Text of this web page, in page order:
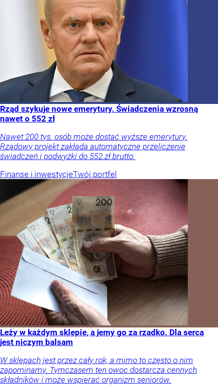
Rząd szykuje nowe emerytury. Świadczenia wzrosną
nawet o 552 zł
Nawet 200 tys. osób może dostać wyższe emerytury.
Rządowy projekt zakłada automatyczne przeliczenie
świadczeń i podwyżki do 552 zł brutto.
Finanse i inwestycjeTwój portfel
Leży w każdym sklepie, a jemy go za rzadko. Dla serca
jest niczym balsam
W sklepach jest przez cały rok, a mimo to często o nim
zapominamy. Tymczasem ten owoc dostarcza cennych
składników i może wspierać organizm seniorów.